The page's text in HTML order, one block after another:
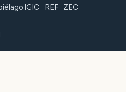
IGIC · REF · ZEC